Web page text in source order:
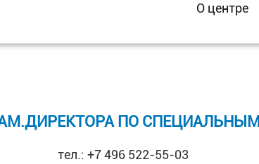
О центре
ПО
тел.: +7 496 522-55-03